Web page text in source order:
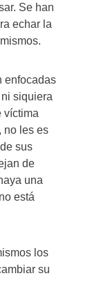
Se han
echar la
enfocadas
siquiera
víctima
no les es
sus
de
una
está
los
su